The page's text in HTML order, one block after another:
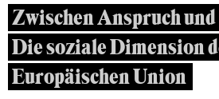
Zwischen Anspruch
Die soziale Dimension
Europäischen Union